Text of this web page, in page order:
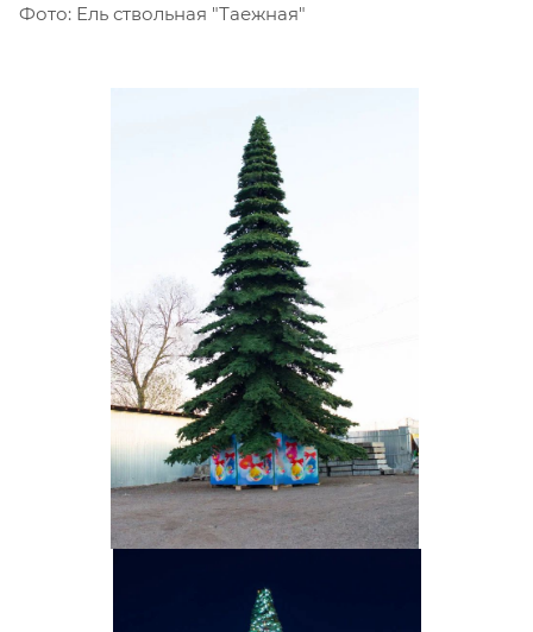
Фото: Ель ствольная "Таежная"